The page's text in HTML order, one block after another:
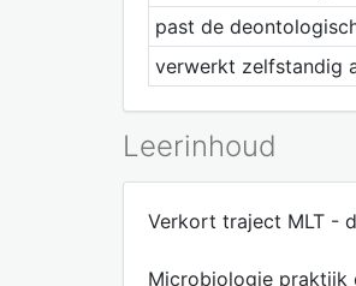
past de
verwerkt zelfstandig
Leerinhoud
Verkort traject MLT -
Microbiologie praktijk